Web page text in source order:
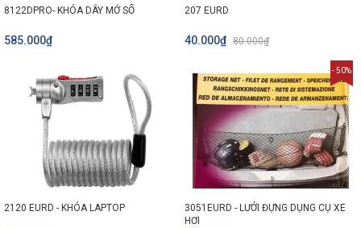
8122DPRO- KHÓA DÂY MỞ SỐ
585.000₫
207 EURD
40.000₫ 80.000₫
2120 EURD - KHÓA LAPTOP
- 50%
3051EURD - LƯỚI ĐỰNG DỤNG CỤ XE
HƠI